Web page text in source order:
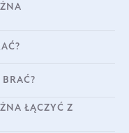
ŁĄCZYĆ Z